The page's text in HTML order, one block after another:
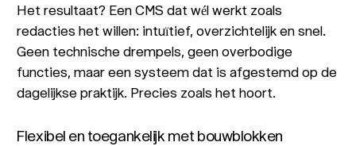
Het resultaat? Een CMS dat wél werkt zoals
redacties het willen: intuïtief, overzichtelijk en snel.
Geen technische drempels, geen overbodige
functies, maar een systeem dat is afgestemd op de
dagelijkse praktijk. Precies zoals het hoort.
Flexibel en toegankelijk met bouwblokken